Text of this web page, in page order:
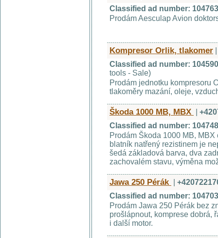
Classified ad number:
Prodám Aesculap Avion
Kompresor Orlik, tlakomer
Classified ad number:
tools - Sale)
Prodám jednotku kompresoru
tlakoměry mazání, oleje,
Škoda 1000 MB, MBX
Classified ad number:
Prodám Škoda 1000 MB,
blatník natřený rezistinem je
šedá základová barva, dva
zachovalém stavu, výměna
Jawa 250 Pérák
Classified ad number:
Prodám Jawa 250 Pérák bez
prošlápnout, komprese dobrá,
i další motor.